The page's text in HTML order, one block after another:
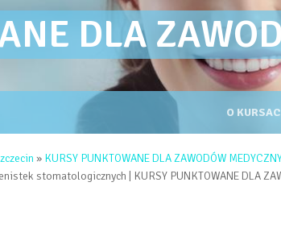
O
» KURSY PUNKTOWANE DLA ZAWODÓW
stomatologicznych | KURSY PUNKTOWANE DLA